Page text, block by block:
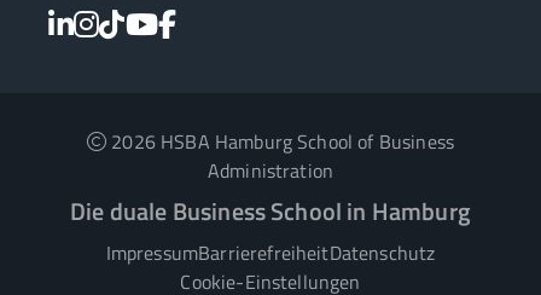
2026 HSBA Hamburg School of Business
Administration
Die duale Business School in Hamburg
ImpressumBarrierefreiheitDatenschutz
Cookie-Einstellungen